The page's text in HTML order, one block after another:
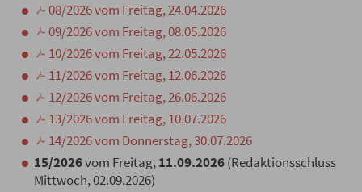
08/2026 vom Freitag, 24.04.2026
09/2026 vom Freitag, 08.05.2026
10/2026 vom Freitag, 22.05.2026
11/2026 vom Freitag, 12.06.2026
12/2026 vom Freitag, 26.06.2026
13/2026 vom Freitag, 10.07.2026
14/2026 vom Donnerstag, 30.07.2026
15/2026vom Freitag,11.09.2026(Redaktionsschluss
Mittwoch, 02.09.2026)